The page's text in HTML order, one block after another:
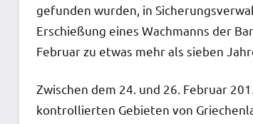
gefunden wurden, in
Erschießung eines Wachmanns der
Februar zu etwas mehr als sieben
Zwischen dem 24. und 26. Februar
kontrollierten Gebieten von